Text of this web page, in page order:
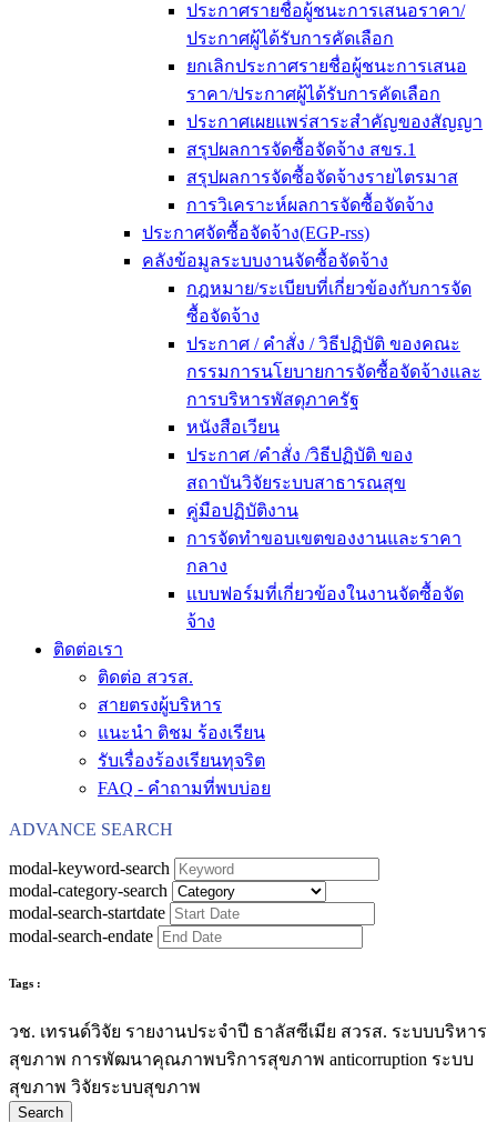
ประกาศรายชื่อผู้ชนะการเสนอราคา/
ประกาศผู้ได้รับการคัดเลือก
ยกเลิกประกาศรายชื่อผู้ชนะการเสนอ
ราคา/ประกาศผู้ได้รับการคัดเลือก
ประกาศเผยแพร่สาระสำคัญของสัญญา
สรุปผลการจัดซื้อจัดจ้าง สขร.1
สรุปผลการจัดซื้อจัดจ้างรายไตรมาส
การวิเคราะห์ผลการจัดซื้อจัดจ้าง
ประกาศจัดซื้อจัดจ้าง(EGP-rss)
คลังข้อมูลระบบงานจัดซื้อจัดจ้าง
กฎหมาย/ระเบียบที่เกี่ยวข้องกับการจัด
ซื้อจัดจ้าง
ประกาศ / คำสั่ง / วิธีปฏิบัติ ของคณะ
กรรมการนโยบายการจัดซื้อจัดจ้างและ
การบริหารพัสดุภาครัฐ
หนังสือเวียน
ประกาศ /คำสั่ง /วิธีปฏิบัติ ของ
สถาบันวิจัยระบบสาธารณสุข
คู่มือปฏิบัติงาน
การจัดทำขอบเขตของงานและราคา
กลาง
แบบฟอร์มที่เกี่ยวข้องในงานจัดซื้อจัด
จ้าง
ติดต่อเรา
ติดต่อ สวรส.
สายตรงผู้บริหาร
แนะนำ ติชม ร้องเรียน
รับเรื่องร้องเรียนทุจริต
FAQ - คำถามที่พบบ่อย
ADVANCE SEARCH
modal-keyword-search
modal-category-search
modal-search-startdate
modal-search-endate
Tags :
วช. เทรนด์วิจัย รายงานประจำปี ธาลัสซีเมีย สวรส. ระบบบริหาร
สุขภาพ การพัฒนาคุณภาพบริการสุขภาพ anticorruption ระบบ
สุขภาพ วิจัยระบบสุขภาพ
Search